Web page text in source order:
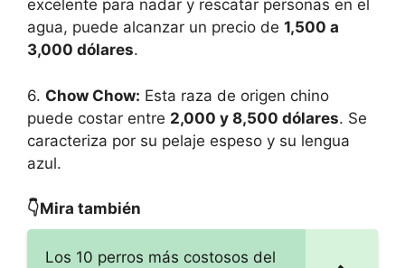
excelente para nadar y rescatar personas en el
agua, puede alcanzar un precio de 1,500 a
3,000 dólares.
6. Chow Chow: Esta raza de origen chino
puede costar entre 2,000 y 8,500 dólares. Se
caracteriza por su pelaje espeso y su lengua
azul.
👇Mira también
Los 10 perros más costosos del